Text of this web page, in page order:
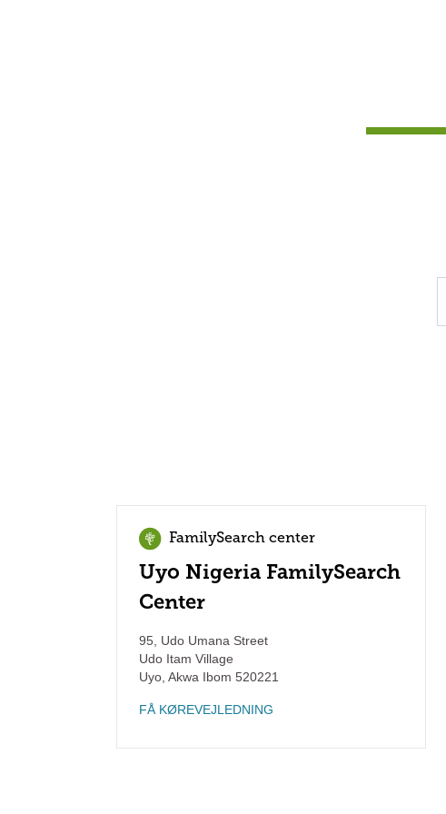
FamilySearch center
Uyo Nigeria FamilySearch
Center
95, Udo Umana Street
Udo Itam Village
Uyo Akwa Ibom 520221
FÅ KØREVEJLEDNING